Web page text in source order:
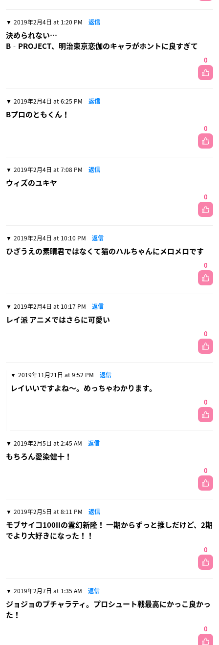
2019年2月4日 at 1:20 PM 返信
決められない…
B‐PROJECT、明治東京恋伽のキャラがホントに良すぎて
0
2019年2月4日 at 6:25 PM 返信
Bプロのともくん！
0
2019年2月4日 at 7:08 PM 返信
ウィズのユキヤ
0
2019年2月4日 at 10:10 PM 返信
ひざうえの素晴君ではなくて猫のハルちゃんにメロメロです
0
2019年2月4日 at 10:17 PM 返信
レイ派 アニメではさらに可愛い
0
2019年11月21日 at 9:52 PM 返信
レイいいですよね〜。めっちゃわかります。
0
2019年2月5日 at 2:45 AM 返信
もちろん愛染健十！
0
2019年2月5日 at 8:11 PM 返信
モブサイコ100IIの霊幻新隆！ 一期からずっと推しだけど、2期
でより大好きになった！！
0
2019年2月7日 at 1:35 AM 返信
ジョジョのブチャラティ。プロシュート戦最高にかっこ良かっ
た！
0